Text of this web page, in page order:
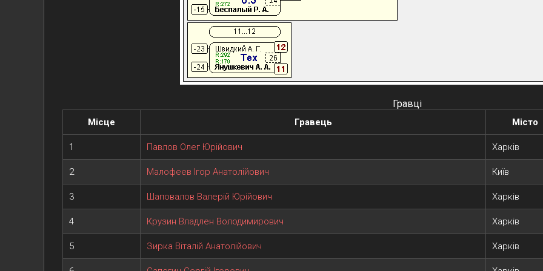
Гравці
Місце Гравець Місто
1 Павлов Олег Юрійович Харків
2 Малофеев Ігор Анатолійович Київ
3 Шаповалов Валерій Юрійович Харків
4 Крузин Владлен Володимирович Харків
5 Зирка Віталій Анатолійович Харків